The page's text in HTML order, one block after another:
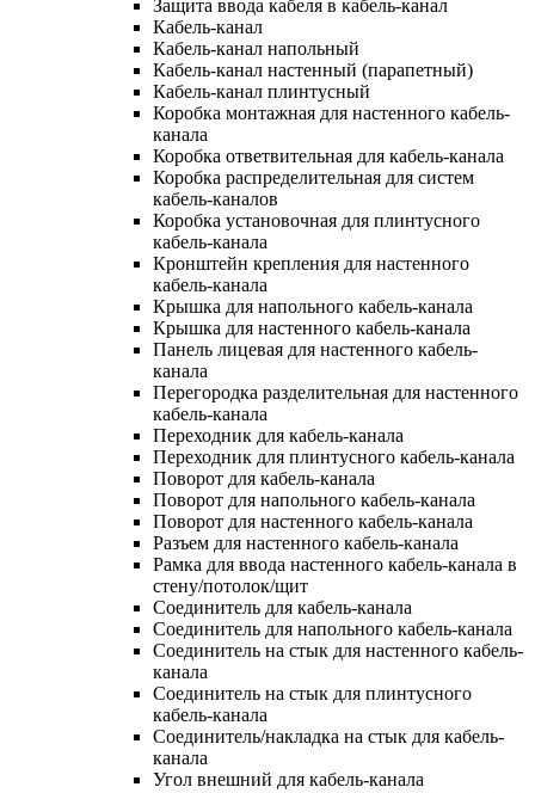
Защита ввода кабеля в кабель-канал
Кабель-канал
Кабель-канал напольный
Кабель-канал настенный (парапетный)
Кабель-канал плинтусный
Коробка монтажная для настенного кабель-
канала
Коробка ответвительная для кабель-канала
Коробка распределительная для систем
кабель-каналов
Коробка установочная для плинтусного
кабель-канала
Кронштейн крепления для настенного
кабель-канала
Крышка для напольного кабель-канала
Крышка для настенного кабель-канала
Панель лицевая для настенного кабель-
канала
Перегородка разделительная для настенного
кабель-канала
Переходник для кабель-канала
Переходник для плинтусного кабель-канала
Поворот для кабель-канала
Поворот для напольного кабель-канала
Поворот для настенного кабель-канала
Разъем для настенного кабель-канала
Рамка для ввода настенного кабель-канала в
стену/потолок/щит
Соединитель для кабель-канала
Соединитель для напольного кабель-канала
Соединитель на стык для настенного кабель-
канала
Соединитель на стык для плинтусного
кабель-канала
Соединитель/накладка на стык для кабель-
канала
Угол внешний для кабель-канала